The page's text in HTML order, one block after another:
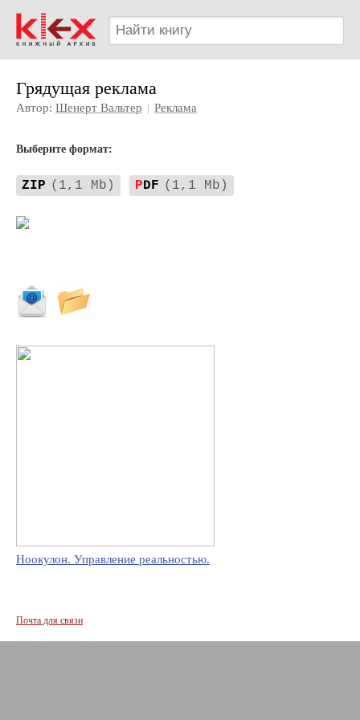
Грядущая реклама
Автор: Шенерт Вальтер | Реклама
Выберите формат:
ZIP (1,1 Mb) PDF (1,1 Mb)
Ноокулон. Управление реальностью.
Почта для связи